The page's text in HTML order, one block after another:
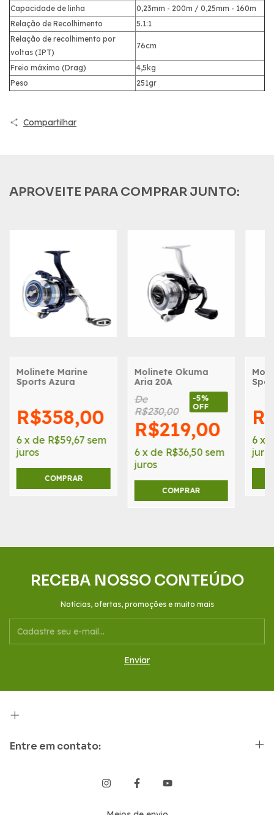
Capacidade de linha
0,23mm - 200m / 0,25mm - 160m
Relação de Recolhimento
5.1:1
Relação de recolhimento por
voltas (IPT)
76cm
Freio máximo (Drag)
4,5kg
Peso
251gr
Compartilhar
APROVEITE PARA COMPRAR JUNTO:
Molinete Marine
Sports Azura
R$358,00
6 x de R$59,67 sem
juros
COMPRAR
Molinete Okuma
Aria 20A
De
R$230,00
-5%
OFF
R$219,00
6 x de R$36,50 sem
juros
COMPRAR
6 x
juros
RECEBA NOSSO CONTEÚDO
Notícias, ofertas, promoções e muito mais
Entre em contato: